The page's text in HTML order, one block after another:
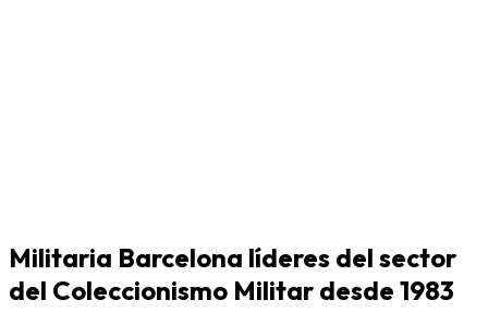
Militaria Barcelona líderes del sector
del Coleccionismo Militar desde 1983